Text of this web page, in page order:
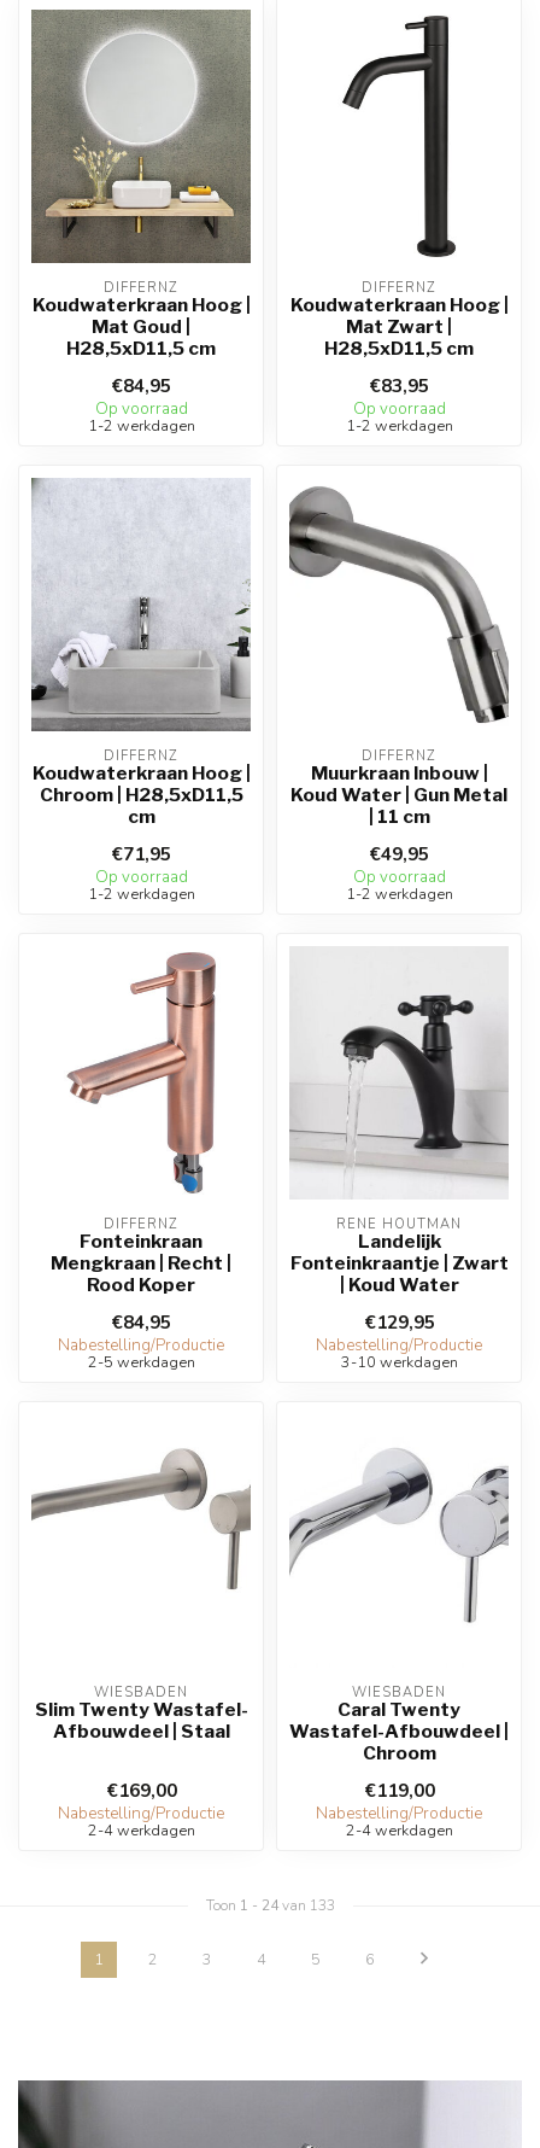
DIFFERNZ
Koudwaterkraan Hoog |
Mat Goud |
H28,5xD11,5 cm
€84,95
Op voorraad
1-2 werkdagen
DIFFERNZ
Koudwaterkraan Hoog |
Mat Zwart |
H28,5xD11,5 cm
€83,95
Op voorraad
1-2 werkdagen
DIFFERNZ
Koudwaterkraan Hoog |
Chroom | H28,5xD11,5
cm
€71,95
Op voorraad
1-2 werkdagen
DIFFERNZ
Muurkraan Inbouw |
Koud Water | Gun Metal
| 11 cm
€49,95
Op voorraad
1-2 werkdagen
DIFFERNZ
Fonteinkraan
Mengkraan | Recht |
Rood Koper
€84,95
Nabestelling/Productie
2-5 werkdagen
RENE HOUTMAN
Landelijk
Fonteinkraantje | Zwart
| Koud Water
€129,95
Nabestelling/Productie
3-10 werkdagen
WIESBADEN
Slim Twenty Wastafel-
Afbouwdeel | Staal
€169,00
Nabestelling/Productie
2-4 werkdagen
WIESBADEN
Caral Twenty
Wastafel-Afbouwdeel |
Chroom
€119,00
Nabestelling/Productie
2-4 werkdagen
Toon 1 - 24van 133
1 2 3 4 5 6